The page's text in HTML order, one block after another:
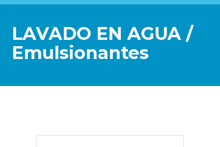
LAVADO EN AGUA /
Emulsionantes